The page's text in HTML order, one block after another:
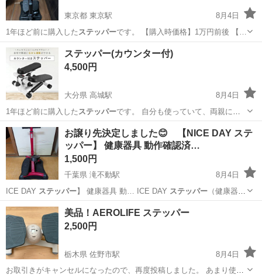
東京都 東京駅
8月4日
1年ほど前に購入した ステッパーです。 【購入時価格】1万円前後 【…
東京 中央区 東京駅 ダイエットグッズ
ステッパー(カウンター付)
4,500円
大分県 高城駅
8月4日
1年ほど前に購入した ステッパーです。 自分も使っていて、両親に
も…
大分 大分市 高城駅 フィットネス、トレーニング
お譲り先決定しました😊 【NICE DAY ステ
ッパー】 健康器具 動作確認済…
1,500円
千葉県 滝不動駅
8月4日
ICE DAY ステッパー】 健康器具 動… ICE DAY ステッパー（健康器
具）をお… ICE DAYステッパー自宅で手軽に…
千葉 船橋市 滝不動駅 ダイエットグッズ
美品！AEROLIFE ステッパー
2,500円
栃木県 佐野市駅
8月4日
お取引きがキャンセルになったので、再度投稿しました。 あまり使用